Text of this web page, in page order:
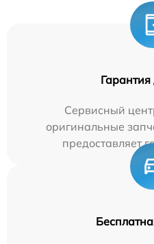
Гарантия
Сервисный
оригинальные
предоставляет